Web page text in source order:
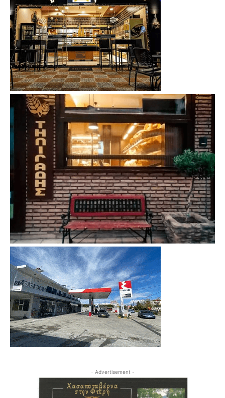
- Advertisement -